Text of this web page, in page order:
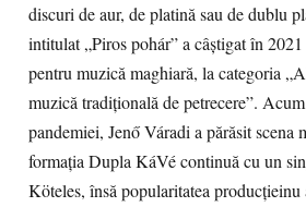
discuri de aur, de platină sau de dublu
intitulat „Piros pohár” a câștigat în
pentru muzică maghiară, la categoria
muzică tradițională de petrecere”.
pandemiei, Jenő Váradi a părăsit scena
formația Dupla KáVé continuă cu un
Köteles, însă popularitatea